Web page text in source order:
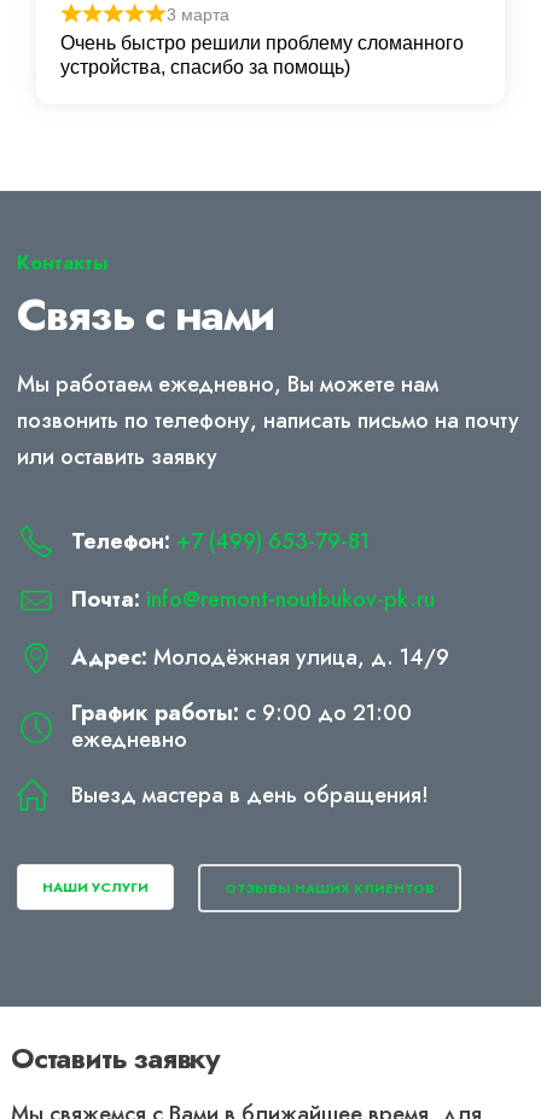
3 марта
Очень быстро решили проблему сломанного
устройства, спасибо за помощь)
Контакты
Связь с нами
Мы работаем ежедневно, Вы можете нам
позвонить по телефону, написать письмо на почту
или оставить заявку
Телефон: +7 (499) 653-79-81
Почта: info@remont-noutbukov-pk.ru
Адрес: Молодёжная улица, д. 14/9
График работы: с 9:00 до 21:00
ежедневно
Выезд мастера в день обращения!
НАШИ УСЛУГИ ОТЗЫВЫ НАШИХ КЛИЕНТОВ
Оставить заявку